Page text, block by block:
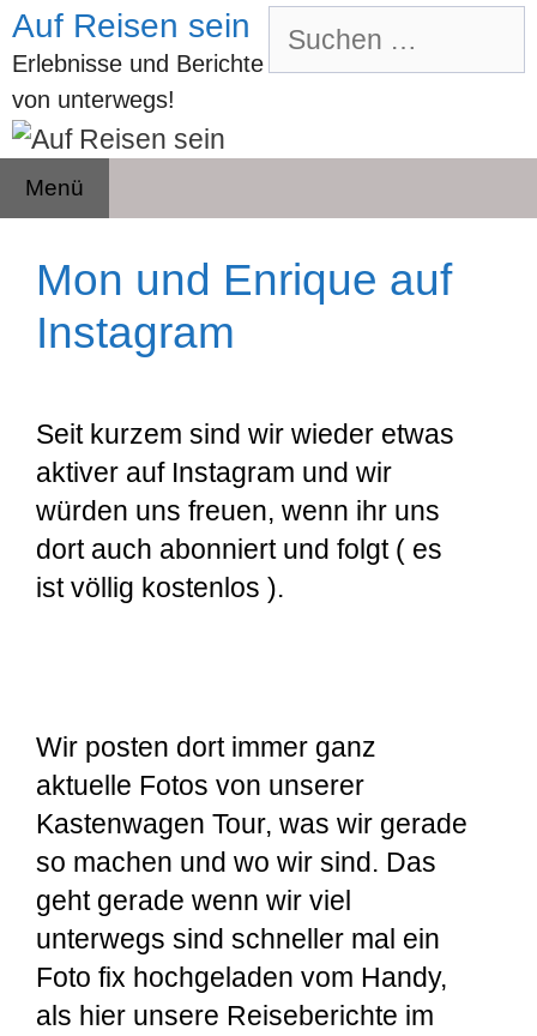
Zum
Inhalt
springen
Suchen
Auf Reisen sein
Erlebnisse und Berichte
von unterwegs!
Menü
Mon und Enrique auf
Instagram
Seit kurzem sind wir wieder etwas
aktiver auf Instagram und wir
würden uns freuen, wenn ihr uns
dort auch abonniert und folgt ( es
ist völlig kostenlos ).
Wir posten dort immer ganz
aktuelle Fotos von unserer
Kastenwagen Tour, was wir gerade
so machen und wo wir sind. Das
geht gerade wenn wir viel
unterwegs sind schneller mal ein
Foto fix hochgeladen vom Handy,
als hier unsere Reiseberichte im